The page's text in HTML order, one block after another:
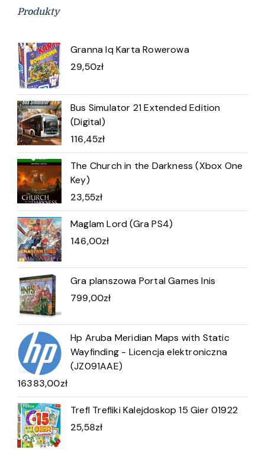
Produkty
Granna Iq Karta Rowerowa
29,50zł
Bus Simulator 21 Extended Edition
(Digital)
116,45zł
The Church in the Darkness (Xbox One
Key)
23,55zł
Maglam Lord (Gra PS4)
146,00zł
Gra planszowa Portal Games Inis
799,00zł
Hp Aruba Meridian Maps with Static
Wayfinding - Licencja elektroniczna
(JZ091AAE)
16383,00zł
Trefl Trefliki Kalejdoskop 15 Gier 01922
25,58zł